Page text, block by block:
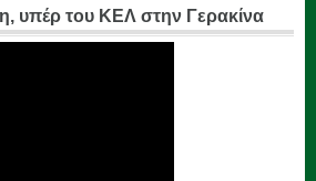
υπέρ του ΚΕΛ στην Γερακίνα